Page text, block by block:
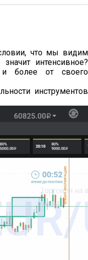
что мы видим
интенсивное?
более от своего
инструментов